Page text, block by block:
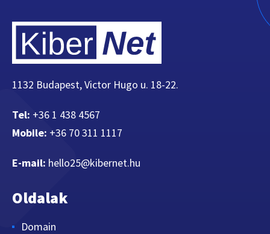
1132 Budapest, Victor Hugo u. 18-22.
Tel: +36 1 438 4567
Mobile: +36 70 311 1117
E-mail: hello25@kibernet.hu
Oldalak
Domain